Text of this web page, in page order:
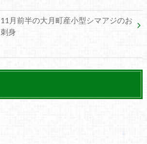
11月前半の大月町産小型シマアジのお
刺身